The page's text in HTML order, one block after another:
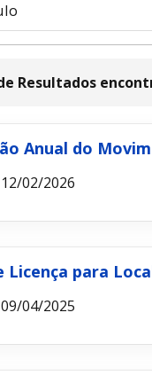
Resultados
Anual do
02/2026
Licença para
04/2025